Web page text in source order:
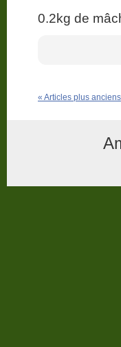
0.2kg de
« Articles plus anciens